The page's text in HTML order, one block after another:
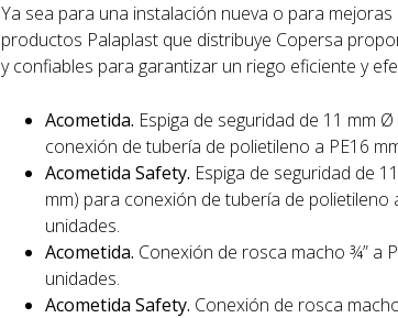
Ya sea para una instalación nueva o para
productos Palaplast que distribuye Copersa
y confiables para garantizar un riego eficiente y
Acometida. Espiga de seguridad de 11 mm
conexión de tubería de polietileno a PE16
Acometida Safety. Espiga de seguridad de
mm) para conexión de tubería de polietileno
unidades.
Acometida. Conexión de rosca macho ¾” a
unidades.
Acometida Safety. Conexión de rosca